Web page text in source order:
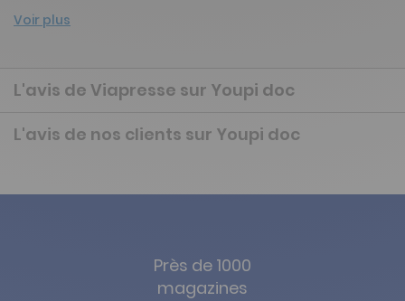
Voir plus
L'avis de Viapresse sur Youpi doc
L'avis de nos clients sur Youpi doc
Près de 1000
magazines